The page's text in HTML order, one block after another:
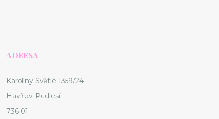
ADRESA
Karolíny Světlé 1359/24
Havířov-Podlesí
736 01